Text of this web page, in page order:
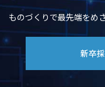
ものづくりで最先端をめ
新卒